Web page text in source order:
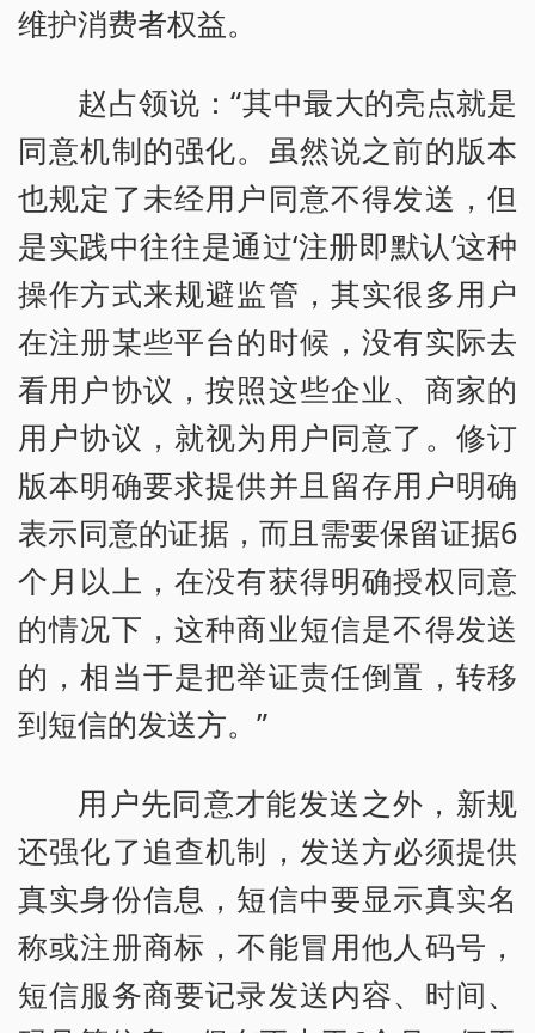
维护消费者权益。
赵占领说：“其中最大的亮点就是
同意机制的强化。虽然说之前的版本
也规定了未经用户同意不得发送，但
是实践中往往是通过‘注册即默认’这种
操作方式来规避监管，其实很多用户
在注册某些平台的时候，没有实际去
看用户协议，按照这些企业、商家的
用户协议，就视为用户同意了。修订
版本明确要求提供并且留存用户明确
表示同意的证据，而且需要保留证据6
个月以上，在没有获得明确授权同意
的情况下，这种商业短信是不得发送
的，相当于是把举证责任倒置，转移
到短信的发送方。”
用户先同意才能发送之外，新规
还强化了追查机制，发送方必须提供
真实身份信息，短信中要显示真实名
称或注册商标，不能冒用他人码号，
短信服务商要记录发送内容、时间、